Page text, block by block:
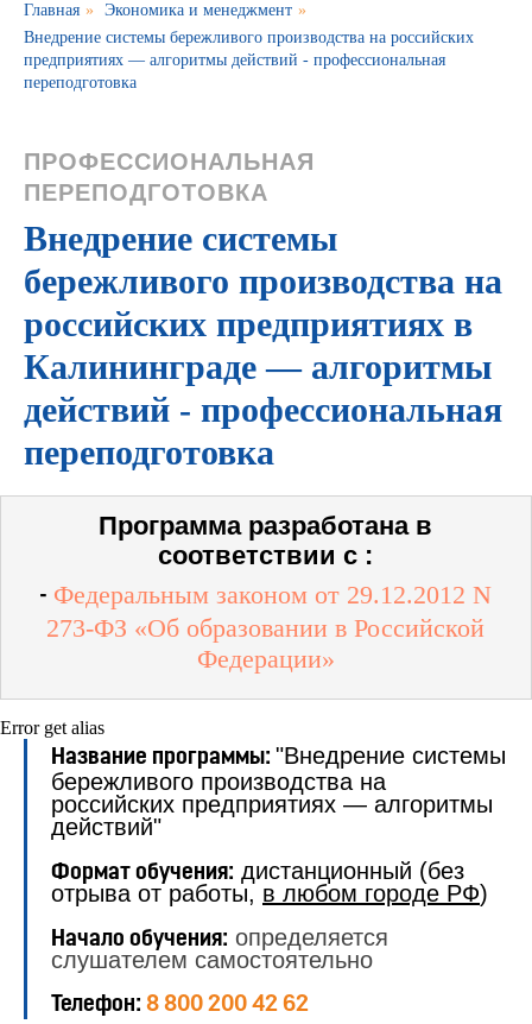
Главная » Экономика и менеджмент »
Внедрение системы бережливого производства на российских
предприятиях — алгоритмы действий - профессиональная
переподготовка
ПРОФЕССИОНАЛЬНАЯ
ПЕРЕПОДГОТОВКА
Внедрение системы
бережливого производства на
российских предприятиях в
Калининграде — алгоритмы
действий - профессиональная
переподготовка
Программа разработана в
соответствии с :
- Федеральным законом от 29.12.2012 N
273-ФЗ «Об образовании в Российской
Федерации»
Error get alias
Название программы: "Внедрение системы
бережливого производства на
российских предприятиях — алгоритмы
действий"
Формат обучения: дистанционный (без
отрыва от работы, в любом городе РФ)
Начало обучения: определяется
слушателем самостоятельно
Телефон: 8 800 200 42 62